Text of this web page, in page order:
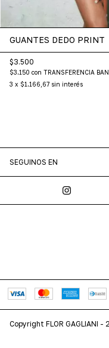
GUANTES DEDO PRINT
$3.500
$3.150 con TRANSFERENCIA
3 x $1.166,67 sin interés
SEGUINOS EN
Copyright FLOR GAGLIANI